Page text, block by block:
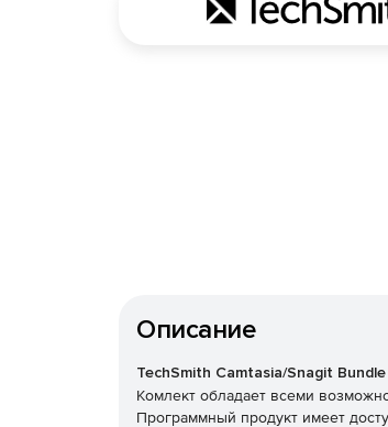
Описание
TechSmith Camtasia/Snagit Bundle
Комлект обладает всеми
Программный продукт имеет